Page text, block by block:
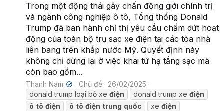
Trong một động thái gây chấn động giới chính trị
và ngành công nghiệp ô tô, Tổng thống Donald
Trump đã ban hành chỉ thị yêu cầu chấm dứt hoạt
động của toàn bộ trụ sạc xe điện tại các tòa nhà
liên bang trên khắp nước Mỹ. Quyết định này
không chỉ dừng lại ở việc khai tử hạ tầng sạc mà
còn bao gồm...
Thanh Nam ✔ Chủ đề
26/02/2025
donald trump loại bỏ xe điện donald trump xe điện
ô tô điện ô tô điện trung quốc xe điện